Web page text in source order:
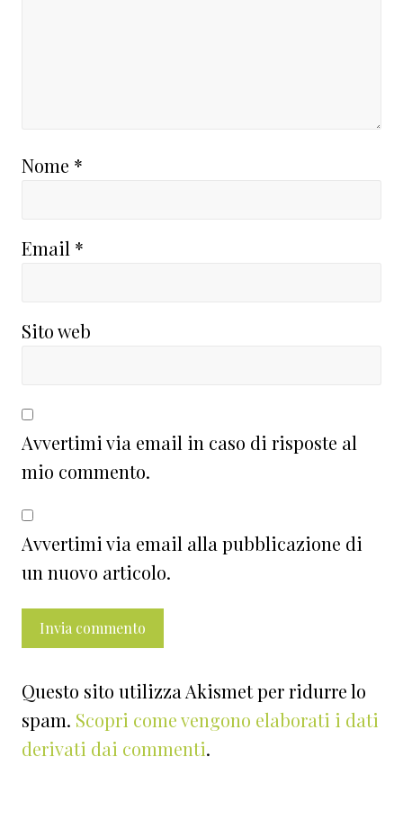
Nome *
Email *
Sito web
Avvertimi via email in caso di risposte al
mio commento.
Avvertimi via email alla pubblicazione di
un nuovo articolo.
Questo sito utilizza Akismet per ridurre lo
spam. Scopri come vengono elaborati i dati
derivati dai commenti.